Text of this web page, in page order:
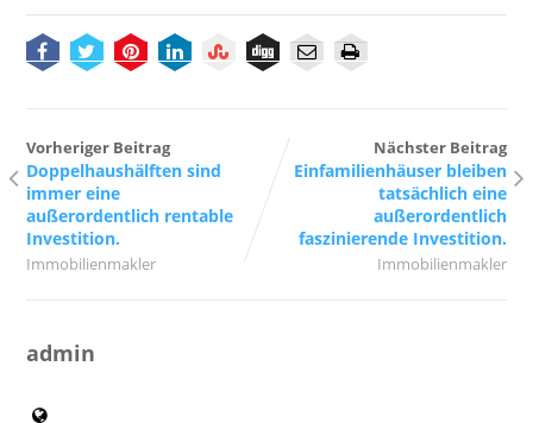
Vorheriger Beitrag
Doppelhaushälften sind
immer eine
außerordentlich rentable
Investition.
Immobilienmakler
Nächster Beitrag
Einfamilienhäuser bleiben
tatsächlich eine
außerordentlich
faszinierende Investition.
Immobilienmakler
admin